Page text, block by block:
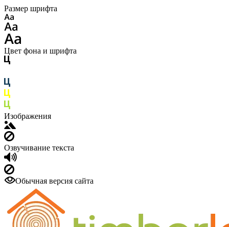
Размер шрифта
Цвет фона и шрифта
Изображения
Озвучивание текста
Обычная версия сайта